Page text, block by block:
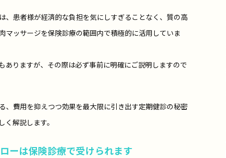
、患者様が経済的な負担を気にしすぎることなく、質の高
マッサージを保険診療の範囲内で積極的に活用していま
ありますが、その際は必ず事前に明確にご説明しますので
、費用を抑えつつ効果を最大限に引き出す定期健診の秘密
解説します。
ーは保険診療で受けられます